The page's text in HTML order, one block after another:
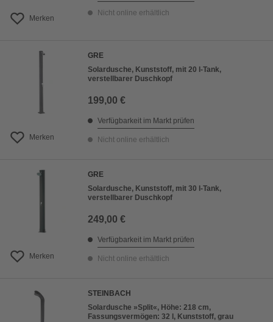
Merken
Nicht online erhältlich
Merken
GRE
Solardusche, Kunststoff, mit 20 l-Tank,
verstellbarer Duschkopf
199,00 €
Verfügbarkeit im Markt prüfen
Nicht online erhältlich
Merken
GRE
Solardusche, Kunststoff, mit 30 l-Tank,
verstellbarer Duschkopf
249,00 €
Verfügbarkeit im Markt prüfen
Nicht online erhältlich
STEINBACH
Solardusche »Split«, Höhe: 218 cm,
Fassungsvermögen: 32 l, Kunststoff, grau